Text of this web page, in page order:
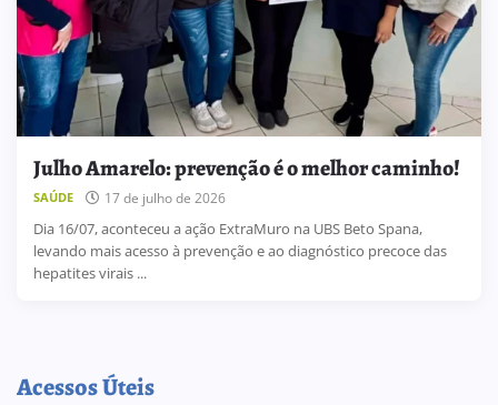
Julho Amarelo: prevenção é o melhor caminho!
SAÚDE 17 de julho de 2026
Dia 16/07, aconteceu a ação ExtraMuro na UBS Beto Spana,
levando mais acesso à prevenção e ao diagnóstico precoce das
hepatites virais ...
Acessos Úteis